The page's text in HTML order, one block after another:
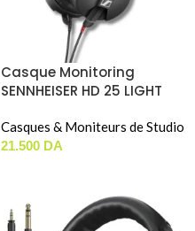
Casque Monitoring
SENNHEISER HD 25 LIGHT
Casques & Moniteurs de Studio
21.500 DA